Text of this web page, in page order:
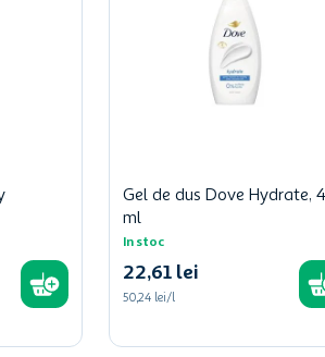
Gel de dus Dove Hydrate,
ml
In stoc
22,61 lei
50,24 lei/l